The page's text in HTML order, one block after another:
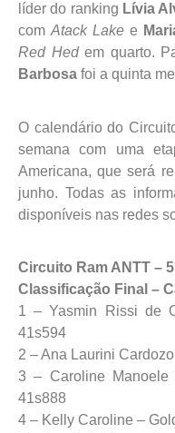
líder do ranking Lívia
comAtack Lake e
Red Hedem quarto.
Barbosa foi a quinta
O calendário do
semana com uma
Americana, que será
junho. Todas as
disponíveis nas redes
Circuito Ram ANTT –
Classificação Final –
1 – Yasmin Rissi de
41s594
2 – Ana Laurini
3 – Caroline
41s888
4 – Kelly Caroline –